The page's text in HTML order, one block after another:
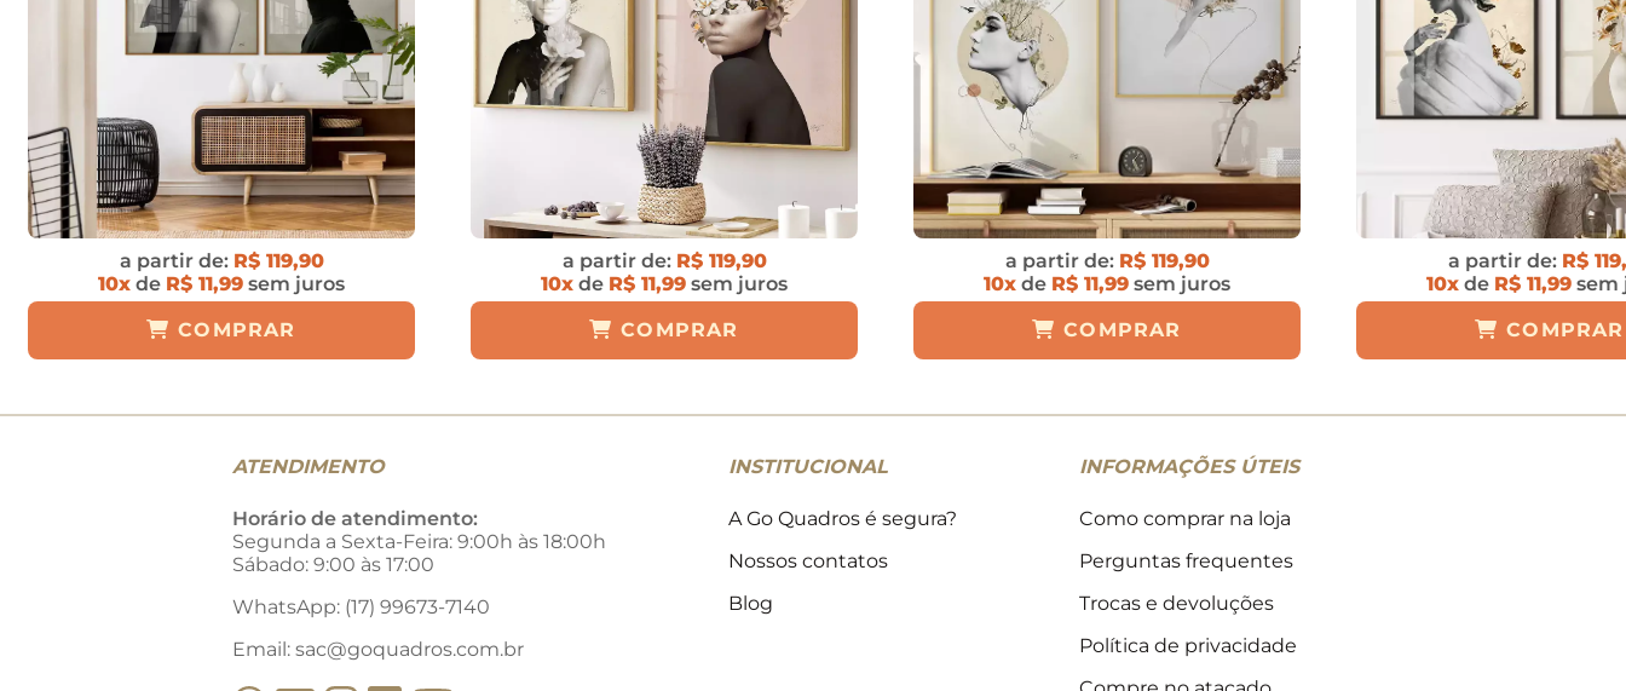
a partir de: R$ 119,90
10x de R$ 11,99 sem juros
COMPRAR
a partir de: R$ 119,90
10x de R$ 11,99 sem juros
COMPRAR
a partir de: R$ 119,90
10x de R$ 11,99 sem juros
COMPRAR
a partir de: R$
10x de R$ 11,99 sem
COMPRAR
ATENDIMENTO
Horário de atendimento:
Segunda a Sexta-Feira: 9:00h às 18:00h
Sábado: 9:00 às 17:00
WhatsApp: (17) 99673-7140
Email: sac@goquadros.com.br
INSTITUCIONAL
A Go Quadros é segura?
Nossos contatos
Blog
INFORMAÇÕES ÚTEIS
Como comprar na loja
Perguntas frequentes
Trocas e devoluções
Política de privacidade